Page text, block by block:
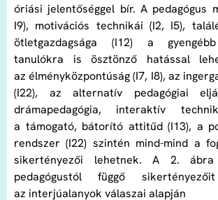
óriási jelentőséggel bír. A pedagógus
I9), motivációs technikái (I2, I5),
ötletgazdagsága (I12) a
tanulókra is ösztönző hatással
az élményközpontúság (I7, I8), az
(I22), az alternatív pedagógiai
drámapedagógia, interaktív
a támogató, bátorító attitűd (I13), a
rendszer (I22) szintén mind-mind a
sikertényezői lehetnek. A 2. ábra
pedagógustól függő
az interjúalanyok válaszai alapján